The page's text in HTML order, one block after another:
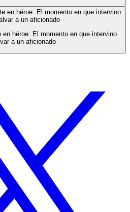
héroe: El momento en que intervino
a un aficionado